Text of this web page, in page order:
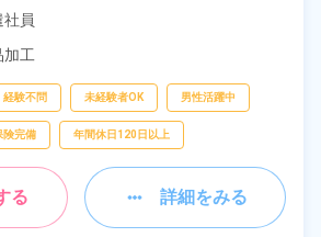
「位置参照情報」(国土交通省）の加工情報・「HeartRails
～05:00
～15:00
社員
加工
経験不問 未経験者OK 男性活躍中
険完備 年間休日120日以上
る 詳細をみる